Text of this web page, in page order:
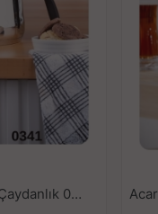
Acar Alegra Aile Çelik Çaydanlık 0341